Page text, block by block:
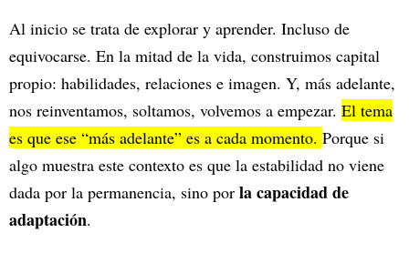
Al inicio se trata de explorar y aprender. Incluso de
equivocarse. En la mitad de la vida, construimos capital
propio: habilidades, relaciones e imagen. Y, más adelante,
nos reinventamos, soltamos, volvemos a empezar. El tema
es que ese “más adelante” es a cada momento. Porque si
algo muestra este contexto es que la estabilidad no viene
dada por la permanencia, sino por la capacidad de
adaptación.